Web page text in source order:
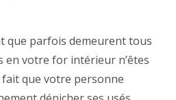
que parfois demeurent tous
en votre for intérieur n’êtes
que votre personne